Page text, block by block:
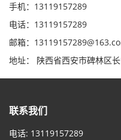
手机：13119157289
电话：13119157289
邮箱：
地址： 陕西省西安市碑林区
联系我们
电话: 13119157289